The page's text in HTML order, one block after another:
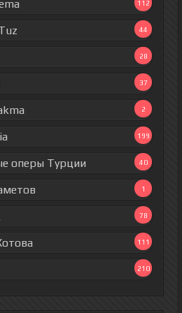
112
44
28
37
2
199
оперы Турции 40
1
78
111
210